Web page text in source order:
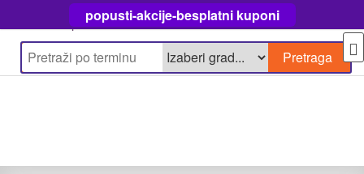
popusti-akcije-besplatni kuponi